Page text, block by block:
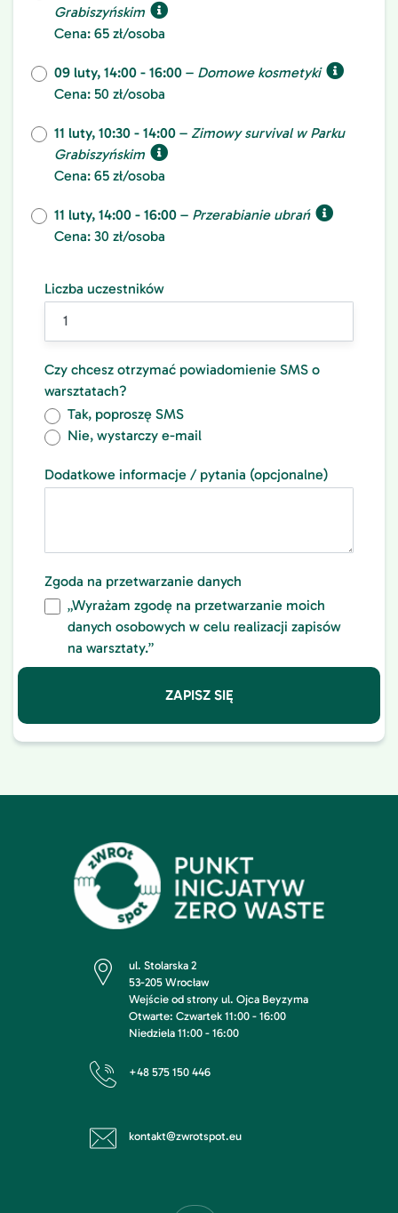
Grabiszyńskim
Cena: 65 zł/osoba
09 luty, 14:00 - 16:00 – Domowe kosmetyki
Cena: 50 zł/osoba
11 luty, 10:30 - 14:00 – Zimowy survival w Parku
Grabiszyńskim
Cena: 65 zł/osoba
11 luty, 14:00 - 16:00 – Przerabianie ubrań
Cena: 30 zł/osoba
Liczba uczestników
Czy chcesz otrzymać powiadomienie SMS o
warsztatach?
Tak, poproszę SMS
Nie, wystarczy e-mail
Dodatkowe informacje / pytania (opcjonalne)
Zgoda na przetwarzanie danych
„Wyrażam zgodę na przetwarzanie moich
danych osobowych w celu realizacji zapisów
na warsztaty.”
ZAPISZ SIĘ
ul. Stolarska 2
53-205 Wrocław
Wejście od strony ul. Ojca Beyzyma
Otwarte: Czwartek 11:00 - 16:00
Niedziela 11:00 - 16:00
+48 575 150 446
kontakt@zwrotspot.eu